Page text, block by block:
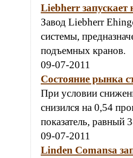
Liebherr
Завод Liebherr
системы,
подъемных кранов.
09-07-2011
Состояние рынка
При условии
снизился на 0,54
показатель,
09-07-2011
Linden Comansa